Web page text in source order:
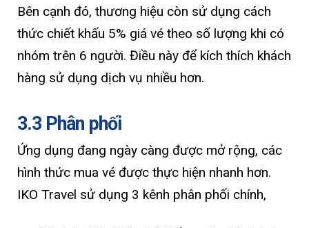
Bên cạnh đó, thương hiệu còn sử dụng cách
thức chiết khấu 5% giá vé theo số lượng khi có
nhóm trên 6 người. Điều này để kích thích khách
hàng sử dụng dịch vụ nhiều hơn.
3.3 Phân phối
Ứng dụng đang ngày càng được mở rộng, các
hình thức mua vé được thực hiện nhanh hơn.
IKO Travel sử dụng 3 kênh phân phối chính,